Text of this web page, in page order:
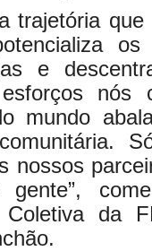
trajetória
os
e
nós
mundo
nossos
Coletiva da